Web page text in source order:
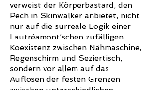
verweist der Körperbastard, den
Pech in Skinwalker anbietet, nicht
nur auf die surreale Logik einer
Lautréamont’schen zufälligen
Koexistenz zwischen Nähmaschine,
Regenschirm und Seziertisch,
sondern vor allem auf das
Auflösen der festen Grenzen